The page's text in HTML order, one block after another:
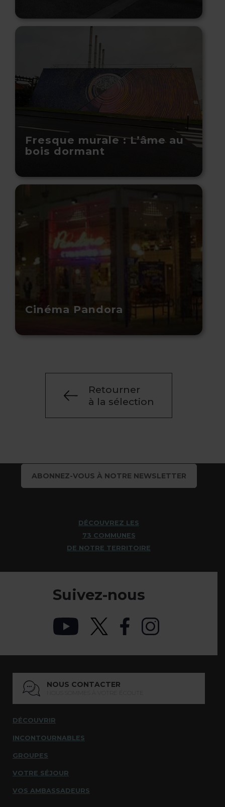
Fresque murale : L’âme au
bois dormant
Cinéma Pandora
Retourner
à la sélection
ABONNEZ-VOUS À NOTRE NEWSLETTER
DÉCOUVREZ LES
73 COMMUNES
DE NOTRE TERRITOIRE
Suivez-nous
NOUS CONTACTER
DÉCOUVRIR
INCONTOURNABLES
GROUPES
VOTRE SÉJOUR
VOS AMBASSADEURS